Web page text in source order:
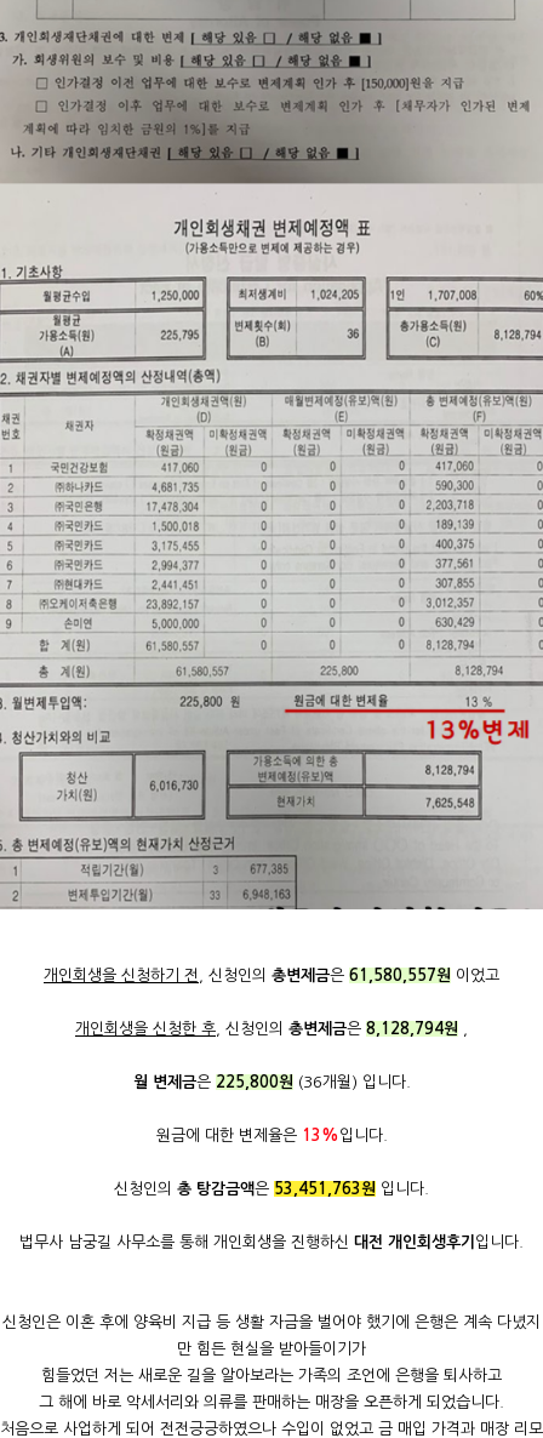
개인회생을 신청하기 전 , 신청인의 총변제금은 61,580,557원 이었고
개인회생을 신청한 후 , 신청인의 총변제금은 8,128,794원
월 변제금은 225,800원 (36개월) 입니다.
원금에 대한 변제율은 13% 입니다.
신청인의 총 탕감금액은 53,451,763원 입니다.
법무사 남궁길 사무소를 통해 개인회생을 진행하신 대전 개인회생후기 입니다.
신청인은 이혼 후에 양육비 지급 등 생활 자금을 벌어야 했기에 은행은 계속 다녔지
만 힘든 현실을 받아들이기가
힘들었던 저는 새로운 길을 알아보라는 가족의 조언에 은행을 퇴사하고
그 해에 바로 악세서리와 의류를 판매하는 매장을 오픈하게 되었습니다.
처음으로 사업하게 되어 전전긍긍하였으나 수입이 없었고 금 매입 가격과 매장 리모